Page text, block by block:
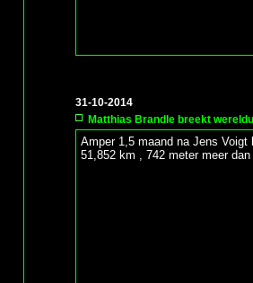
31-10-2014
Matthias Brandle breekt
Amper 1,5 maand na Jens
51,852 km , 742 meter meer dan